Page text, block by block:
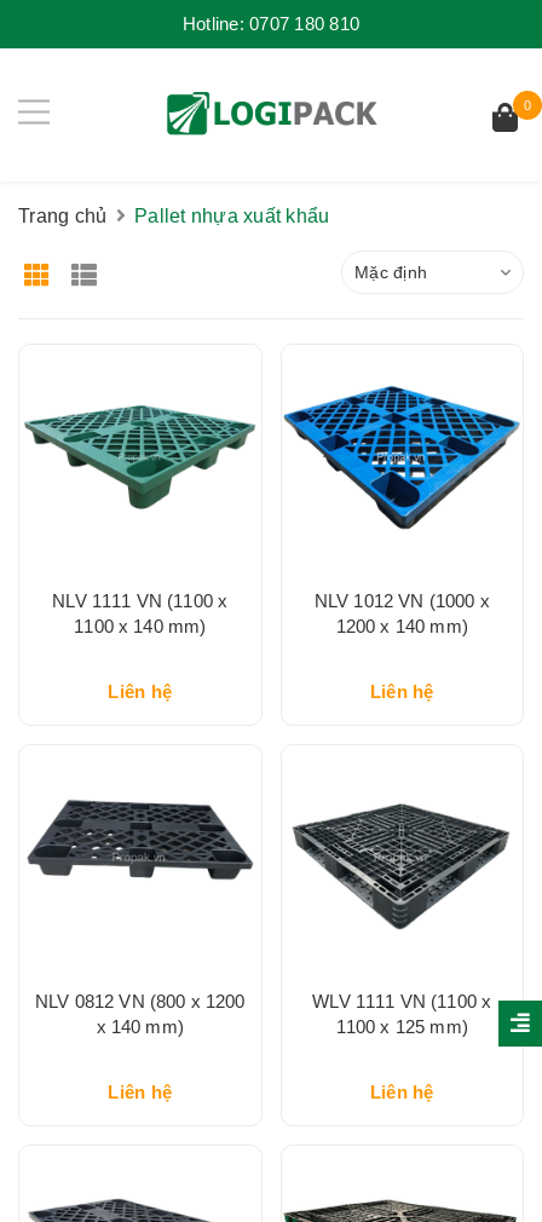
Hotline:0707 180 810
0
Trang chủ Pallet nhựa xuất khẩu
Mặc định
NLV 1111 VN (1100 x
1100 x 140 mm)
Liên hệ
NLV 1012 VN (1000 x
1200 x 140 mm)
Liên hệ
NLV 0812 VN (800 x 1200
x 140 mm)
Liên hệ
WLV 1111 VN (1100 x
1100 x 125 mm)
Liên hệ